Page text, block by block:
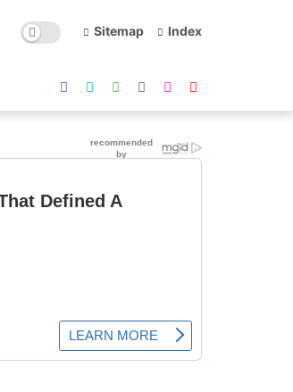
Sitemap Index